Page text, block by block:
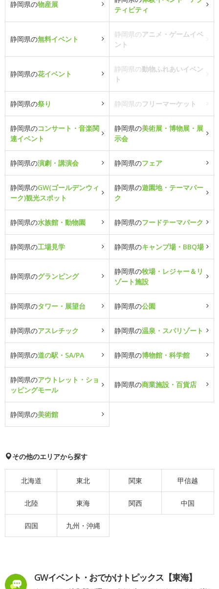
静岡県の物産展
ティビティ
静岡県の無料イベント
静岡県のアニメ・ゲームイベ
ント
静岡県の花イベント
静岡県の動物ふれあいイベン
ト
静岡県の祭り 静岡県のフリーマーケット
静岡県のコンサート・音楽関
連イベント
静岡県の美術展・博物展・展
示会
静岡県の演劇・講演会 静岡県のフェア
静岡県のGW(ゴールデンウィ
ーク)観光スポット
静岡県の遊園地・テーマパー
ク
静岡県の水族館・動物園 静岡県のフードテーマパーク
静岡県の工場見学 静岡県のキャンプ場・BBQ場
静岡県のグランピング
静岡県の牧場・レジャー＆リ
ゾート施設
静岡県のタワー・展望台 静岡県の公園
静岡県のアスレチック 静岡県の温泉・スパリゾート
静岡県の道の駅・SA/PA 静岡県の博物館・科学館
静岡県のアウトレット・ショ
ッピングモール
静岡県の商業施設・百貨店
静岡県の美術館
その他のエリアから探す
北海道 東北 関東 甲信越
北陸 東海 関西 中国
四国 九州・沖縄
GWイベント・おでかけトピックス【東海】